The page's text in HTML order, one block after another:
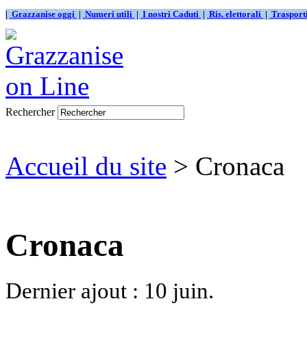
| Grazzanise oggi | Numeri utili | I nostri Caduti | Ris. elettorali |
Rechercher
Accueil du site > Cronaca
Cronaca
Dernier ajout : 10 juin.